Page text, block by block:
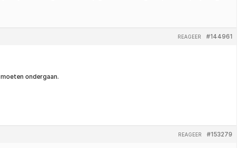
#144961
REAGEER
ondergaan.
#153279
REAGEER